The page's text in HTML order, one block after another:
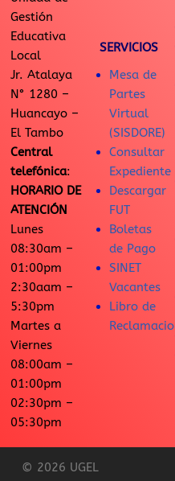
Gestión
Educativa
Local
Jr. Atalaya
N° 1280 –
Huancayo –
El Tambo
Central
telefónica:
HORARIO DE
ATENCIÓN
Lunes
08:30am –
01:00pm
2:30aam –
5:30pm
Martes a
Viernes
08:00am –
01:00pm
02:30pm –
05:30pm
SERVICIOS
Mesa de
Partes
Virtual
(SISDORE)
Consultar
Expediente
Descargar
FUT
Boletas
de Pago
SINET
Vacantes
Libro de
© 2026 UGEL